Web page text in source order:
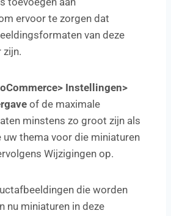
ervoor te zorgen dat
van deze
Instellingen>
of de maximale
minstens zo groot zijn als
thema voor die miniaturen
Wijzigingen op.
die worden
nu miniaturen in deze